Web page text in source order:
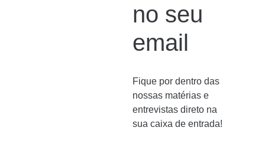
no seu
email
Fique por dentro das
nossas matérias e
entrevistas direto na
sua caixa de entrada!